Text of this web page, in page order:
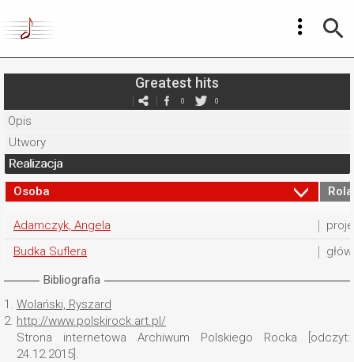
Greatest hits
0 0
Opis
Utwory
Realizacja
Osoba
Rola
Adamczyk, Angela
Budka Suflera
Bibliografia
1. Wolański, Ryszard
2. http://www.polskirock.art.pl/
Strona internetowa Archiwum Polskiego Rocka [odczyt:
24.12.2015].